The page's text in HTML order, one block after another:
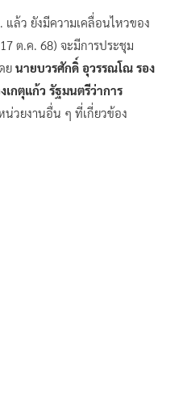
ล้ว ยังมีความเคลื่อนไหวของ
ต.ค. 68) จะมีการประชุม
ย นายบวรศักดิ์ อุวรรณโณ รอง
กตุแก้ว รัฐมนตรีว่าการ
น่วยงานอื่น ๆ ที่เกี่ยวข้อง